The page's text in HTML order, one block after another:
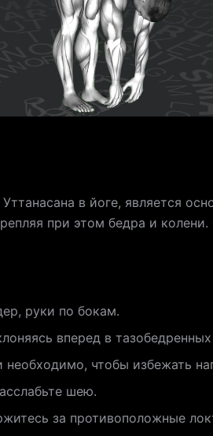
в йоге, является
при этом бедра и
руки по бокам.
вперед в тазобедренных
чтобы избежать
шею.
за противоположные